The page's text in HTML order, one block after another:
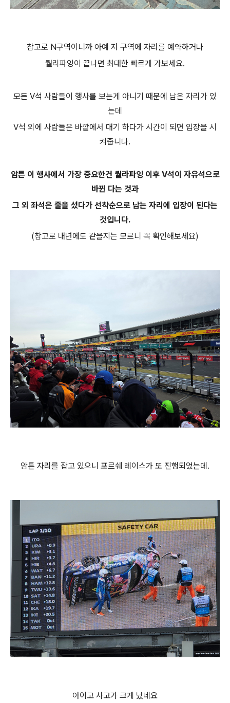
참고로 N구역이니까 아예 저 구역에 자리를 예약하거나
퀄리파잉이 끝나면 최대한 빠르게 가보세요.
모든 V석 사람들이 행사를 보는게 아니기 때문에 남은 자리가 있
는데
V석 외에 사람들은 바깥에서 대기 하다가 시간이 되면 입장을 시
켜줍니다.
암튼 이 행사에서 가장 중요한건 퀄라파잉 이후 V석이 자유석으로
바뀐 다는 것과
그 외 좌석은 줄을 섰다가 선착순으로 남는 자리에 입장이 된다는
것입니다.
(참고로 내년에도 같을지는 모르니 꼭 확인해보세요)
암튼 자리를 잡고 있으니 포르쉐 레이스가 또 진행되었는데.
아이고 사고가 크게 났네요